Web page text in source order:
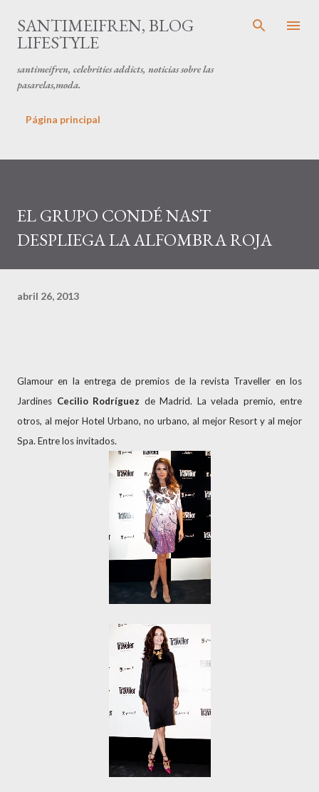
Ir al contenido principal
SANTIMEIFREN, BLOG
LIFESTYLE
santimeifren, celebrities addicts, noticias sobre las
pasarelas,moda.
Página principal
EL GRUPO CONDÉ NAST
DESPLIEGA LA ALFOMBRA ROJA
abril 26, 2013
Glamour en la entrega de premios de la revista Traveller en los
Jardines Cecilio Rodríguez de Madrid. La velada premio, entre
otros, al mejor Hotel Urbano, no urbano, al mejor Resort y al mejor
Spa. Entre los invitados.